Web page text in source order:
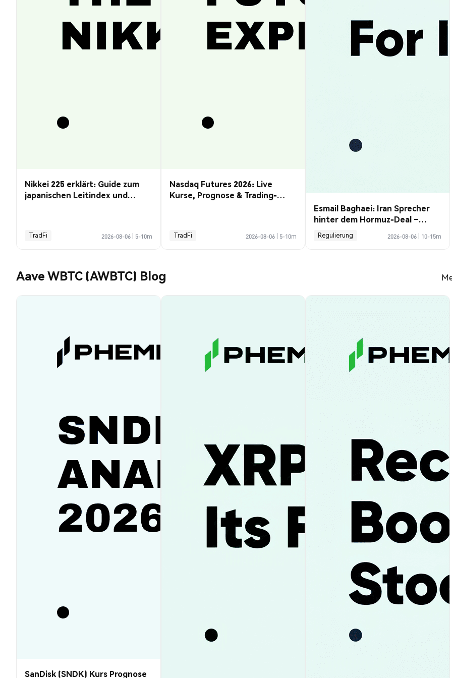
Nikkei 225 erklärt: Guide zum
japanischen Leitindex und
TradFi 2026-08-06 5-10m
Nasdaq Futures 2026: Live
Kurse, Prognose & Trading-
TradFi 2026-08-06 5-10m
Esmail Baghaei: Iran Sprecher
hinter dem Hormuz-Deal –
Profile Guide
Regulierung 2026-08-06 10-15m
Aave WBTC (AWBTC) Blog
SanDisk (SNDK) Kurs Prognose